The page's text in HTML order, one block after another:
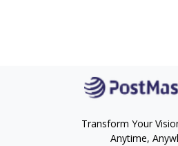
Transform Your
Anytime,